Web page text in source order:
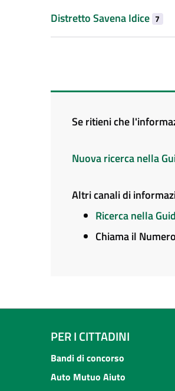
Distretto Savena Idice 7
Se ritieni che
Nuova ricerca nella
Altri canali di
Ricerca nella
Chiama il
PER I CITTADINI
Bandi di concorso
Auto Mutuo Aiuto